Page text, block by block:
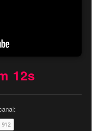
11s